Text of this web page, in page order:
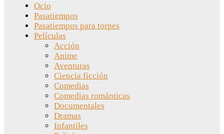
Ocio
Pasatiempos
Pasatiempos para torpes
Películas
Acción
Anime
Aventuras
Ciencia ficción
Comedias
Comedias románticas
Documentales
Dramas
Infantiles